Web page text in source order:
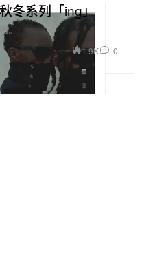
冬系列「ing」
。
1.9K 0